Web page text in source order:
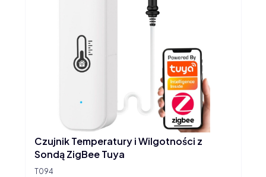
T094
Czujnik Temperatury i Wilgotności z
Sondą ZigBee Tuya